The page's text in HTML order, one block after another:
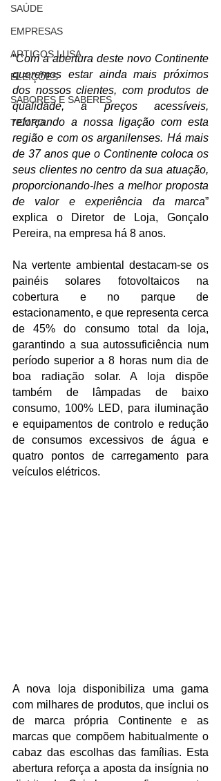
SAÚDE
EMPRESAS
ARTIGOS LUSA
ELEIÇÕES
SABORES E SABERES
TEMPO
“Com a abertura deste novo Continente
queremos estar ainda mais próximos
dos nossos clientes, com produtos de
qualidade, a preços acessíveis,
reforçando a nossa ligação com esta
região e com os arganilenses. Há mais
de 37 anos que o Continente coloca os
seus clientes no centro da sua atuação,
proporcionando-lhes a melhor proposta
de valor e experiência da marca”
explica o Diretor de Loja, Gonçalo
Pereira, na empresa há 8 anos.
Na vertente ambiental destacam-se os
painéis solares fotovoltaicos na
cobertura e no parque de
estacionamento, e que representa cerca
de 45% do consumo total da loja,
garantindo a sua autossuficiência num
período superior a 8 horas num dia de
boa radiação solar. A loja dispõe
também de lâmpadas de baixo
consumo, 100% LED, para iluminação
e equipamentos de controlo e redução
de consumos excessivos de água e
quatro pontos de carregamento para
veículos elétricos.
A nova loja disponibiliza uma gama
com milhares de produtos, que inclui os
de marca própria Continente e as
marcas que compõem habitualmente o
cabaz das escolhas das famílias. Esta
abertura reforça a aposta da insígnia no